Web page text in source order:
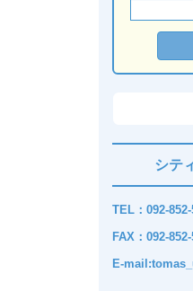
シテ
TEL：092-852-
FAX：092-
E-